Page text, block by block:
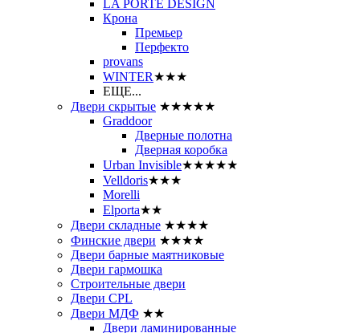
LA PORTE DESIGN
Крона
Премьер
Перфекто
provans
WINTER★★★
ЕЩЕ...
Двери скрытые ★★★★★
Graddoor
Дверные полотна
Дверная коробка
Urban Invisible★★★★★
Velldoris★★★
Morelli
Elporta★★
Двери складные ★★★★
Финские двери ★★★★
Двери барные маятниковые
Двери гармошка
Строительные двери
Двери CРL
Двери МДФ ★★
Двери ламинированные